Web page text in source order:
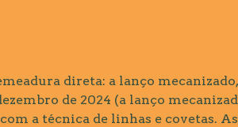
direta: a lanço
de 2024 (a lanço
a técnica de linhas e covetas.